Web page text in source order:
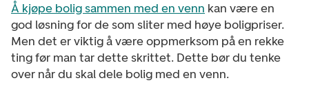
Å kjøpe bolig sammen med en venn kan være en
god løsning for de som sliter med høye boligpriser.
Men det er viktig å være oppmerksom på en rekke
ting før man tar dette skrittet. Dette bør du tenke
over når du skal dele bolig med en venn.